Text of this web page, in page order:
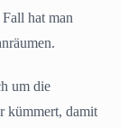
hat man
um die
kümmert, damit